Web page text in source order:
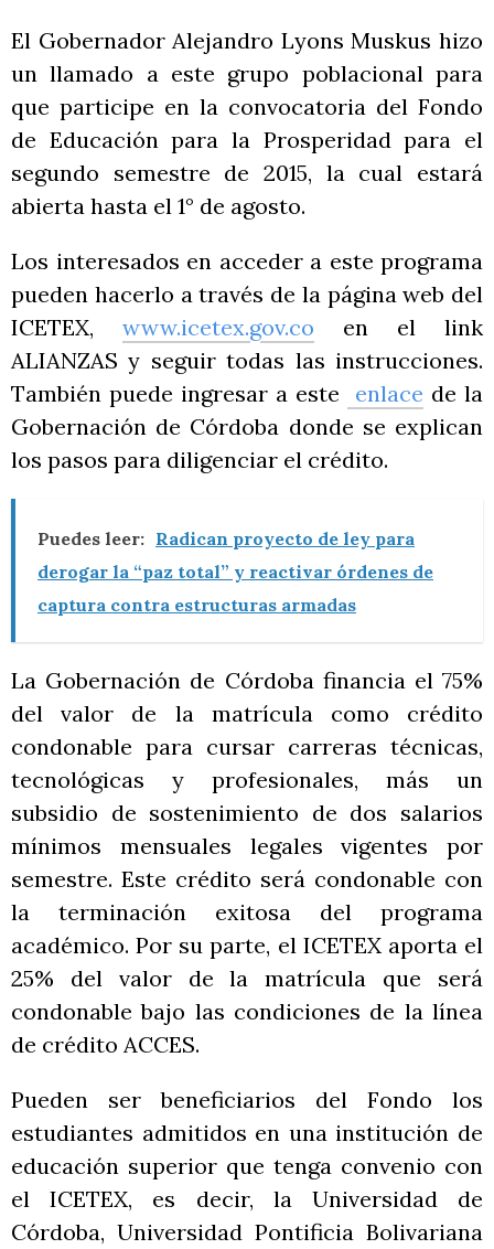
El Gobernador Alejandro Lyons Muskus hizo
un llamado a este grupo poblacional para
que participe en la convocatoria del Fondo
de Educación para la Prosperidad para el
segundo semestre de 2015, la cual estará
abierta hasta el 1° de agosto.
Los interesados en acceder a este programa
pueden hacerlo a través de la página web del
ICETEX, www.icetex.gov.co en el link
ALIANZAS y seguir todas las instrucciones.
También puede ingresar a este
enlace de la
Gobernación de Córdoba donde se explican
los pasos para diligenciar el crédito.
Puedes leer: Radican proyecto de ley para
derogar la “paz total” y reactivar órdenes de
captura contra estructuras armadas
La Gobernación de Córdoba financia el 75%
del valor de la matrícula como crédito
condonable para cursar carreras técnicas,
tecnológicas y profesionales, más un
subsidio de sostenimiento de dos salarios
mínimos mensuales legales vigentes por
semestre. Este crédito será condonable con
la terminación exitosa del programa
académico. Por su parte, el ICETEX aporta el
25% del valor de la matrícula que será
condonable bajo las condiciones de la línea
de crédito ACCES.
Pueden ser beneficiarios del Fondo los
estudiantes admitidos en una institución de
educación superior que tenga convenio con
el ICETEX, es decir, la Universidad de
Córdoba, Universidad Pontificia Bolivariana